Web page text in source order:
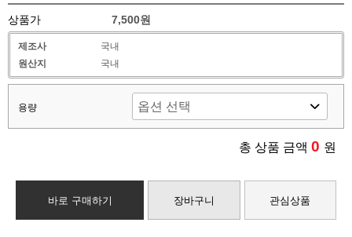
상품가 7,500원
제조사
국내
원산지
국내
용량
총 상품 금액 0 원
바로 구매하기 장바구니 관심상품